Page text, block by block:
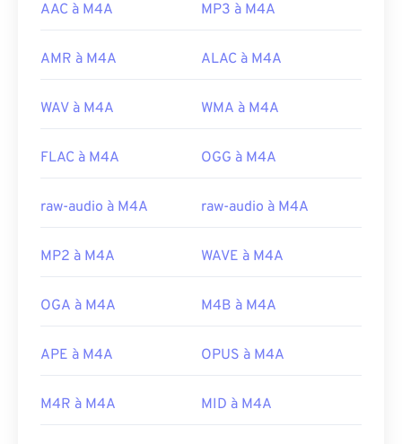
AAC à M4A MP3 à M4A
AMR à M4A ALAC à M4A
WAV à M4A WMA à M4A
FLAC à M4A OGG à M4A
raw-audio à M4A raw-audio à M4A
MP2 à M4A WAVE à M4A
OGA à M4A M4B à M4A
APE à M4A OPUS à M4A
M4R à M4A MID à M4A